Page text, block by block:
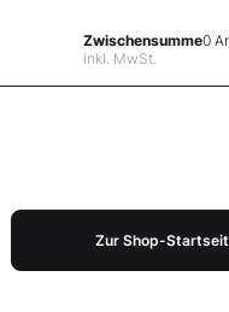
Zwischensumme
inkl. MwSt.
0
Zur Shop-